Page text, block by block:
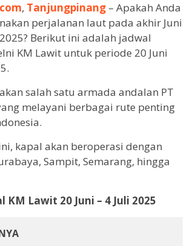
, Tanjungpinang – Apakah Anda
perjalanan laut pada akhir Juni
Berikut ini adalah jadwal
KM Lawit untuk periode 20 Juni
salah satu armada andalan PT
melayani berbagai rute penting
kapal akan beroperasi dengan
Sampit, Semarang, hingga
KM Lawit 20 Juni – 4 Juli 2025